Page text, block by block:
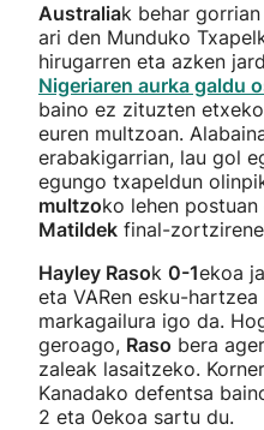
Australiak behar
ari den Munduko
hirugarren eta azken
Nigeriaren aurka galdu
baino ez zituzten
euren multzoan.
erabakigarrian, lau gol
egungo txapeldun
multzoko lehen
Matildek final-
Hayley Rasok 0-1ekoa
eta VARen esku-
markagailura igo da.
geroago, Raso bera
zaleak lasaitzeko.
Kanadako defentsa
2 eta 0ekoa sartu du.